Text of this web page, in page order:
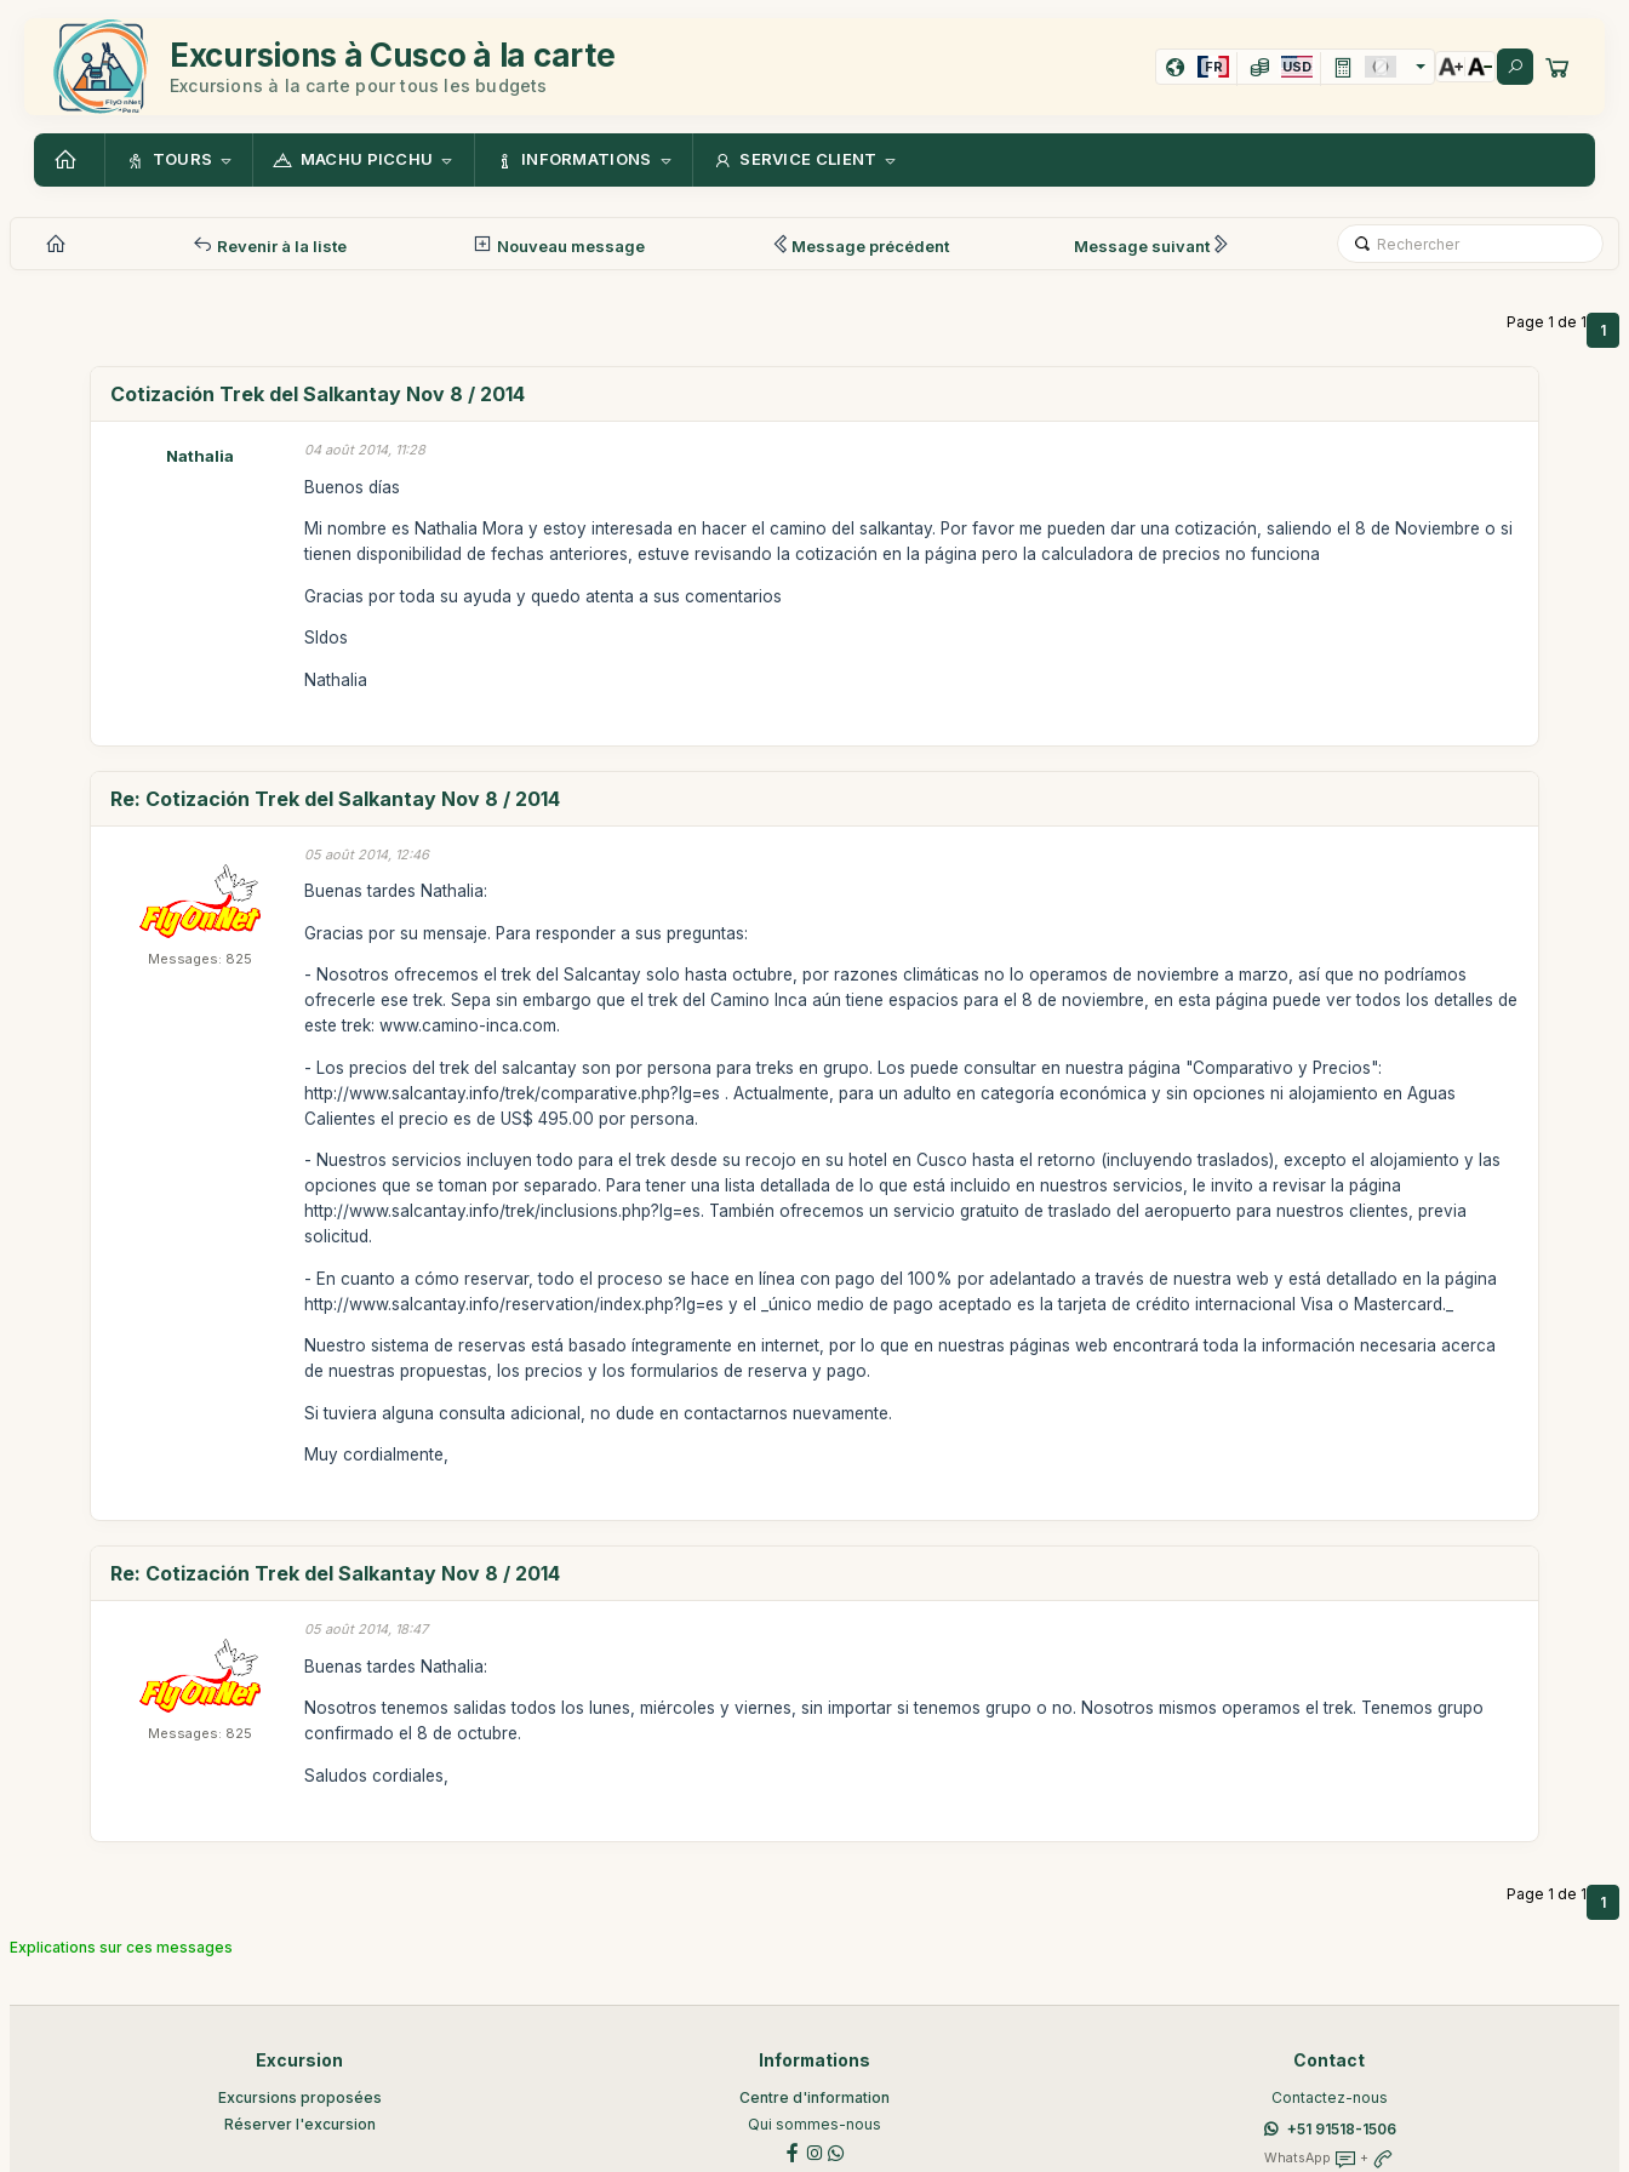
Excursions à Cusco à la carte
Excursions à la carte pour tous les budgets
FR USD
TOURS MACHU PICCHU INFORMATIONS SERVICE CLIENT
Revenir à la liste Nouveau message Message précédent Message suivant
Page 1 de 1 1
Cotización Trek del Salkantay Nov 8 / 2014
Nathalia 04 août 2014, 11:28
Buenos días
Mi nombre es Nathalia Mora y estoy interesada en hacer el camino del salkantay. Por favor me pueden dar una cotización, saliendo el 8 de Noviembre o si
tienen disponibilidad de fechas anteriores, estuve revisando la cotización en la página pero la calculadora de precios no funciona
Gracias por toda su ayuda y quedo atenta a sus comentarios
Sldos
Nathalia
Re: Cotización Trek del Salkantay Nov 8 / 2014
Messages: 825
05 août 2014, 12:46
Buenas tardes Nathalia:
Gracias por su mensaje. Para responder a sus preguntas:
- Nosotros ofrecemos el trek del Salcantay solo hasta octubre, por razones climáticas no lo operamos de noviembre a marzo, así que no podríamos
ofrecerle ese trek. Sepa sin embargo que el trek del Camino Inca aún tiene espacios para el 8 de noviembre, en esta página puede ver todos los detalles de
este trek: www.camino-inca.com.
- Los precios del trek del salcantay son por persona para treks en grupo. Los puede consultar en nuestra página "Comparativo y Precios":
http://www.salcantay.info/trek/comparative.php?lg=es . Actualmente, para un adulto en categoría económica y sin opciones ni alojamiento en Aguas
Calientes el precio es de US$ 495.00 por persona.
- Nuestros servicios incluyen todo para el trek desde su recojo en su hotel en Cusco hasta el retorno (incluyendo traslados), excepto el alojamiento y las
opciones que se toman por separado. Para tener una lista detallada de lo que está incluido en nuestros servicios, le invito a revisar la página
http://www.salcantay.info/trek/inclusions.php?lg=es. También ofrecemos un servicio gratuito de traslado del aeropuerto para nuestros clientes, previa
solicitud.
- En cuanto a cómo reservar, todo el proceso se hace en línea con pago del 100% por adelantado a través de nuestra web y está detallado en la página
http://www.salcantay.info/reservation/index.php?lg=es y el _único medio de pago aceptado es la tarjeta de crédito internacional Visa o Mastercard._
Nuestro sistema de reservas está basado íntegramente en internet, por lo que en nuestras páginas web encontrará toda la información necesaria acerca
de nuestras propuestas, los precios y los formularios de reserva y pago.
Si tuviera alguna consulta adicional, no dude en contactarnos nuevamente.
Muy cordialmente,
Re: Cotización Trek del Salkantay Nov 8 / 2014
Messages: 825
05 août 2014, 18:47
Buenas tardes Nathalia:
Nosotros tenemos salidas todos los lunes, miércoles y viernes, sin importar si tenemos grupo o no. Nosotros mismos operamos el trek. Tenemos grupo
confirmado el 8 de octubre.
Saludos cordiales,
Page 1 de 1 1
Explications sur ces messages
Excursion
Excursions proposées
Réserver l'excursion
Informations
Centre d'information
Qui sommes-nous
Contact
Contactez-nous
+51 91518-1506
WhatsApp +